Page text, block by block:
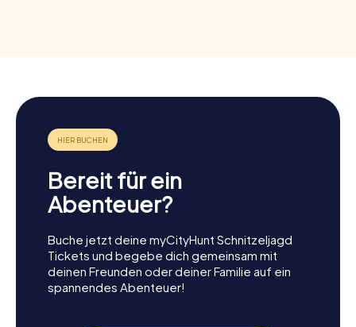
Bereit für ein
Abenteuer?
Buche jetzt deine myCityHunt Schnitzeljagd
Tickets und begebe dich gemeinsam mit
deinen Freunden oder deiner Familie auf ein
spannendes Abenteuer!